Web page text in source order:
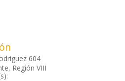
604
Región VIII